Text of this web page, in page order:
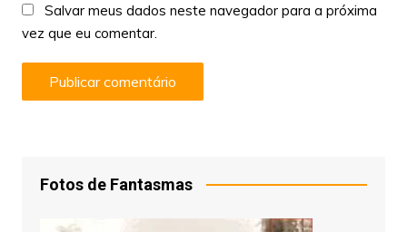
Salvar meus dados neste navegador para a próxima
vez que eu comentar.
Fotos de Fantasmas